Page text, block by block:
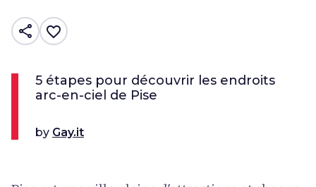
share favorite_border
5 étapes pour découvrir les endroits
arc-en-ciel de Pise
by Gay.it